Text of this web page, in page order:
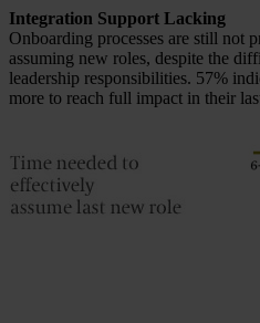
Integration Support Lacking
Onboarding processes are still not
assuming new roles, despite the
leadership responsibilities. 57%
more to reach full impact in their